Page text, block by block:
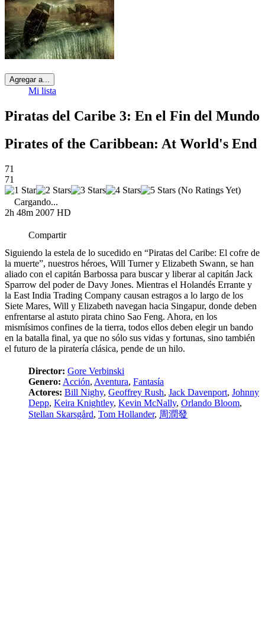
Agregar a...
Mi lista
Piratas del Caribe 3: En el Fin del Mundo
Pirates of the Caribbean: At World's End
71
71
(No Ratings Yet)
Cargando...
2h 48m 2007 HD
Compartir
Siguiendo la estela de lo sucedido en “Piratas del Caribe: El cofre de
la muerte”, nuestros héroes, Will Turner y Elizabeth Swann, se han
aliado con el capitán Barbossa para buscar y liberar al capitán Jack
Sparrow del poder de Davy Jones. Mientras el Holandés Errante y
la East India Trading Company causan estragos a lo largo de los
Siete Mares, Will y Elizabeth navegan hacia Singapur, donde deben
enfrentarse al astuto pirata chino Sao Feng. Ahora, en los
mismísimos confines de la tierra, todos ellos deben elegir un bando
en la batalla final, ya que no sólo sus vidas y fortunas, sino también
el futuro de la piratería clásica, pende de un hilo.
Director: Gore Verbinski
Genero: Acción, Aventura, Fantasía
Actores: Bill Nighy, Geoffrey Rush, Jack Davenport, Johnny
Depp, Keira Knightley, Kevin McNally, Orlando Bloom,
Stellan Skarsgård, Tom Hollander, 周潤發